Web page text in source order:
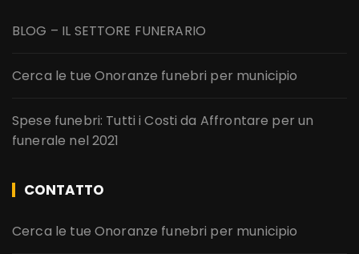
BLOG – IL SETTORE FUNERARIO
Cerca le tue Onoranze funebri per municipio
Spese funebri: Tutti i Costi da Affrontare per un
funerale nel 2021
CONTATTO
Cerca le tue Onoranze funebri per municipio